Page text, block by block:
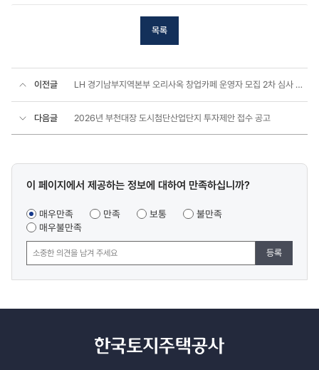
목록
이전글 LH 경기남부지역본부 오리사옥 창업카페 운영자 모집 2차 심사 대상자 안내
다음글 2026년 부천대장 도시첨단산업단지 투자제안 접수 공고
콘텐츠
조사
이 페이지에서 제공하는 정보에 대하여 만족하십니까?
매우만족 만족 보통
불만족
매우불만족
등록